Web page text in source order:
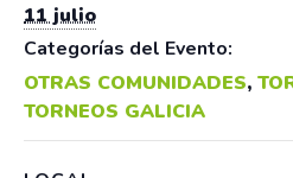
11 julio
Categorías del Evento:
OTRAS COMUNIDADES,
TORNEOS GALICIA